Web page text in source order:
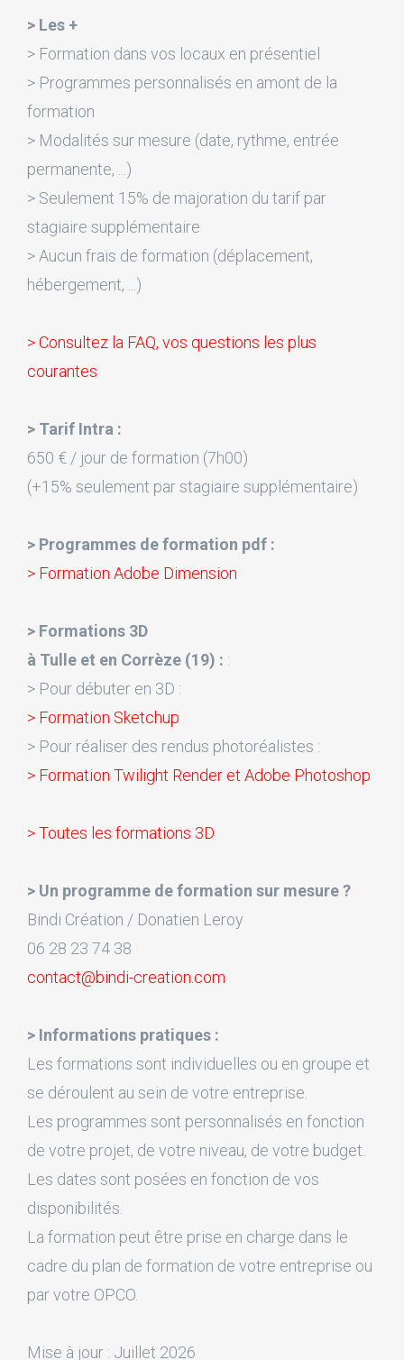
> Les +
> Formation dans vos locaux en présentiel
> Programmes personnalisés en amont de la
formation
> Modalités sur mesure (date, rythme, entrée
permanente, ...)
> Seulement 15% de majoration du tarif par
stagiaire supplémentaire
> Aucun frais de formation (déplacement,
hébergement, ...)
> Consultez la FAQ, vos questions les plus
courantes
> Tarif Intra :
650 € / jour de formation (7h00)
(+15% seulement par stagiaire supplémentaire)
> Programmes de formation pdf :
> Formation Adobe Dimension
> Formations 3D
à Tulle et en Corrèze (19) : :
> Pour débuter en 3D :
> Formation Sketchup
> Pour réaliser des rendus photoréalistes :
> Formation Twilight Render et Adobe Photoshop
> Toutes les formations 3D
> Un programme de formation sur mesure ?
Bindi Création / Donatien Leroy
06 28 23 74 38
contact@bindi-creation.com
> Informations pratiques :
Les formations sont individuelles ou en groupe et
se déroulent au sein de votre entreprise.
Les programmes sont personnalisés en fonction
de votre projet, de votre niveau, de votre budget.
Les dates sont posées en fonction de vos
disponibilités.
La formation peut être prise en charge dans le
cadre du plan de formation de votre entreprise ou
par votre OPCO.
Mise à jour : Juillet 2026